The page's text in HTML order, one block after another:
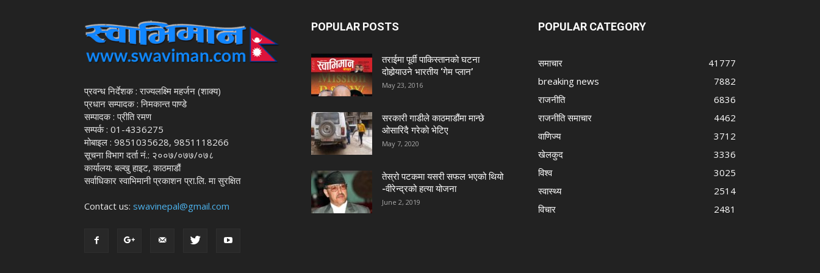
प्रवन्ध निर्देशक : राज्यलक्ष्मि महर्जन (शाक्य)
प्रधान सम्पादक : निमकान्त पाण्डे
सम्पादक : प्रीति रमण
सम्पर्क : 01-4336275
मोबाइल : 9851035628, 9851118266
सूचना विभाग दर्ता नं.: २००७/०७७/०७८
कार्यालय: बल्खु हाइट, काठमाडौं
सर्वाधिकार स्वाभिमानी प्रकाशन प्रा.लि. मा सुरक्षित
Contact us: swavinepal@gmail.com
POPULAR POSTS
तराईमा पूर्वी पाकिस्तानको घटना
दोहोर्‍याउने भारतीय ‘गेम प्लान’
May 23, 2016
सरकारी गाडीले काठमाडौंमा मान्छे
ओसारिदै गरेकाे भेटिए
May 7, 2020
तेस्रो पटकमा यसरी सफल भएको थियो
-वीरेन्द्रको हत्या योजना
June 2, 2019
POPULAR CATEGORY
समाचार
41777
breaking news
7882
राजनीति
6836
राजनीति समाचार
4462
वाणिज्य
3712
खेलकुद
3336
विश्व
3025
स्वास्थ्य
2514
विचार
2481